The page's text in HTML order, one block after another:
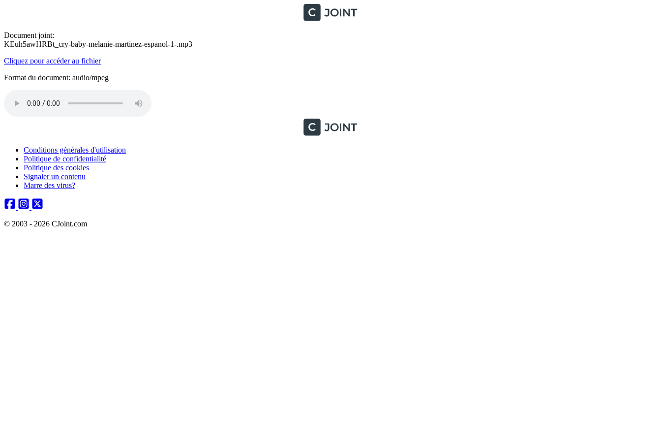
Document joint:
KEuh5awHRBt_cry-baby-melanie-martinez-espanol-1-.mp3
Cliquez pour accéder au fichier
Format du document: audio/mpeg
Conditions générales d'utilisation
Politique de confidentialité
Politique des cookies
Signaler un contenu
Marre des virus?
© 2003 - 2026 CJoint.com